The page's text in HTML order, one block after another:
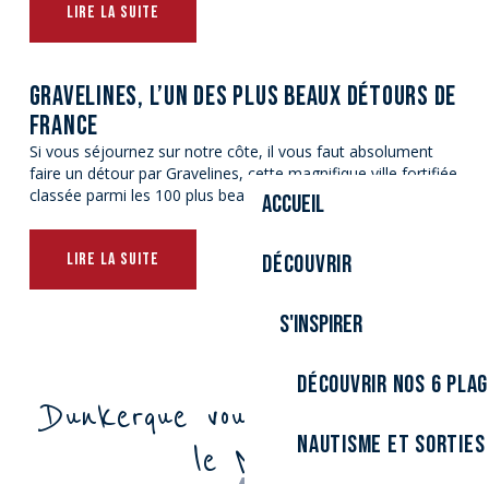
Accueil
Découvrir
S'inspirer
Découvrir nos 6
Nautisme et sorties
LIRE LA SUITE
GRAVELINES, L’UN DES PLUS BEAUX DÉTOURS DE
FRANCE
Si vous séjournez sur notre côte, il vous faut absolument
faire un détour par Gravelines, cette magnifique ville fortifiée
classée parmi les 100 plus beaux détours de France...
LIRE LA SUITE
Dunkerque vous fera aimer
le Nord